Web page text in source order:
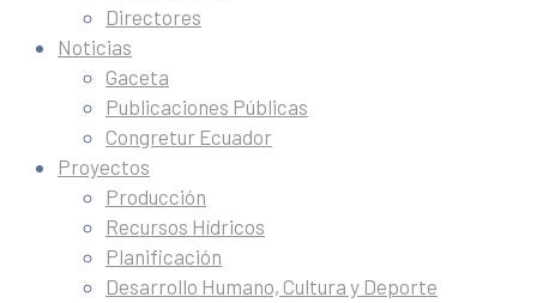
Directores
Noticias
Gaceta
Publicaciones Públicas
Congretur Ecuador
Proyectos
Producción
Recursos Hídricos
Planificación
Desarrollo Humano, Cultura y Deporte